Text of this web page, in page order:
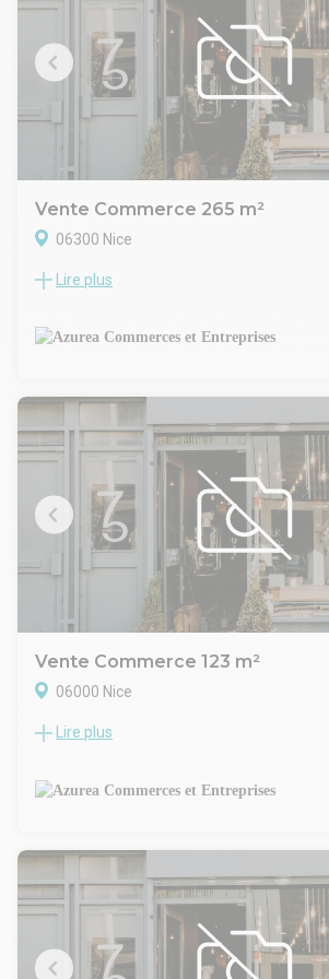
Vente Commerce 265 m²
06300 Nice
A vendre murs libres d'une boutique avec
264,31 m²: boutique au rez-de-chaussée
entrepôt de 214,78 m². Bon état, rideau
FAI : 599 K Euros
Lire plus
Vente Commerce 123 m²
06000 Nice
A vendre murs occupés d'un ensemble
123 m² divisés en 2 locaux commerciaux:
de 18 m² occupé par un coiffeur: espace
de vente et sanitaire, linéaire vitrine de 3
commercial depuis le 1er janvier 2024.
avec appartement libre de 85 m². 2 caves
7 m² + 15 m² ). Chauffage collectif.
deux locaux commerciaux: 13500 Euros/
KEuros. Dossier complet sur demande.
Lire plus